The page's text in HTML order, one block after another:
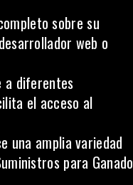
sobre su
web o
a diferentes
el acceso al
una amplia variedad
para Ganado